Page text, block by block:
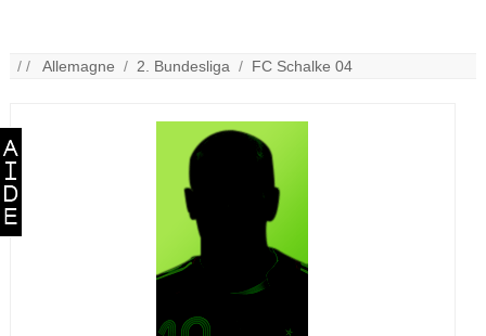
/ /Allemagne /2. Bundesliga / FC Schalke 04